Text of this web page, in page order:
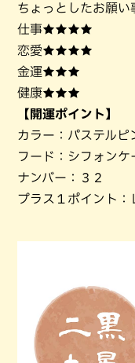
ちょっとしたお願い
仕事★★★★
恋愛★★★★
金運★★★
健康★★★
【開運ポイント】
カラー：パステルピ
フード：シフォンケ
ナンバー：３２
プラス１ポイント：